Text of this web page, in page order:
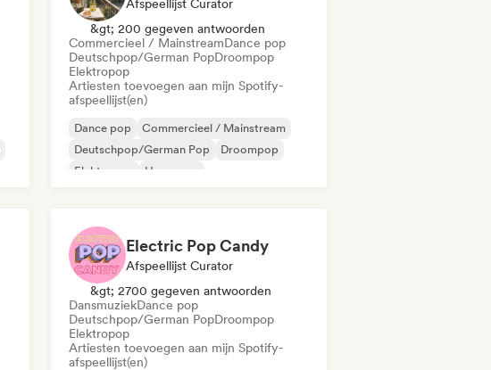
Afspeellijst Curator
&gt; 200 gegeven antwoorden
Commercieel / MainstreamDance pop
Deutschpop/German PopDroompop
Elektropop
Artiesten toevoegen aan mijn Spotify-
afspeellijst(en)
Dance pop
Commercieel / Mainstream
Deutschpop/German Pop
Droompop
Elektropop
Hyperpop
Electric Pop Candy
Afspeellijst Curator
&gt; 2700 gegeven antwoorden
DansmuziekDance pop
Deutschpop/German PopDroompop
Elektropop
Artiesten toevoegen aan mijn Spotify-
afspeellijst(en)